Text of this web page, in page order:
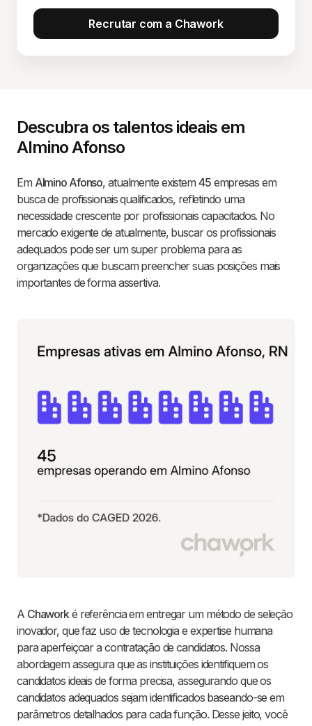
Recrutar com a Chawork
Descubra os talentos ideais em
Almino Afonso
Em Almino Afonso, atualmente existem 45empresas em
busca de profissionais qualificados, refletindo uma
necessidade crescente por profissionais capacitados. No
mercado exigente de atualmente, buscar os profissionais
adequados pode ser um super problema para as
organizações que buscam preencher suas posições mais
importantes de forma assertiva.
A Chaworké referência em entregar um método de seleção
inovador, que faz uso de tecnologia e expertise humana
para aperfeiçoar a contratação de candidatos. Nossa
abordagem assegura que as instituições identifiquem os
candidatos ideais de forma precisa, assegurando que os
candidatos adequados sejam identificados baseando-se em
parâmetros detalhados para cada função. Desse jeito, você